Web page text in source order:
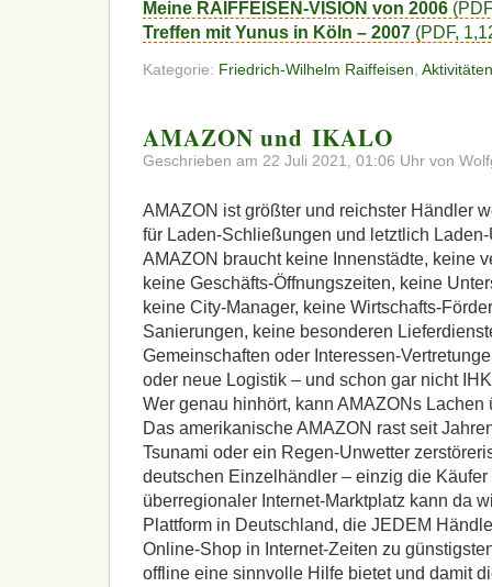
Meine RAIFFEISEN-VISION von 2006 (PDF
Treffen mit Yunus in Köln – 2007 (PDF,
Kategorie: Friedrich-Wilhelm Raiffeisen Aktivitäten
AMAZON und IKALO
Geschrieben am 22 Juli 2021, 01:06 Uhr von
AMAZON ist größter und reichster Händler
für Laden-Schließungen und letztlich
AMAZON braucht keine Innenstädte, keine
keine Geschäfts-Öffnungszeiten, keine
keine City-Manager, keine Wirtschafts-
Sanierungen, keine besonderen
Gemeinschaften oder Interessen-
oder neue Logistik – und schon gar nicht IHK
Wer genau hinhört, kann AMAZONs Lachen
Das amerikanischeAMAZON rast seit
Tsunami oder ein Regen-Unwetter
deutschen Einzelhändler – einzig die
überregionaler Internet-Marktplatz kann da
Plattform in Deutschland, die JEDEM
Online-Shop in Internet-Zeiten zu
offline eine sinnvolle Hilfe bietet und damit